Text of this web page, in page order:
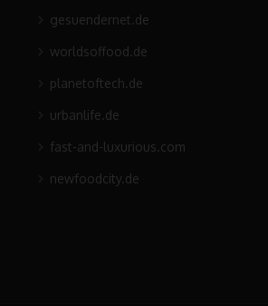
gesuendernet.de
worldsoffood.de
planetoftech.de
urbanlife.de
fast-and-luxurious.com
newfoodcity.de